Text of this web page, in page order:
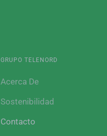
GRUPO TELENORD
Acerca De
Sostenibilidad
Contacto